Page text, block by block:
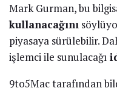
Mark Gurman, bu
kullanacağını
piyasaya sürülebilir.
işlemci ile sunulacağı
9to5Mac tarafından